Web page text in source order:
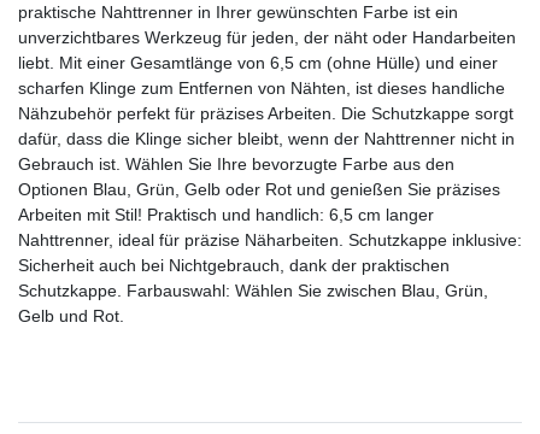
praktische Nahttrenner in Ihrer gewünschten Farbe ist ein
unverzichtbares Werkzeug für jeden, der näht oder Handarbeiten
liebt. Mit einer Gesamtlänge von 6,5 cm (ohne Hülle) und einer
scharfen Klinge zum Entfernen von Nähten, ist dieses handliche
Nähzubehör perfekt für präzises Arbeiten. Die Schutzkappe sorgt
dafür, dass die Klinge sicher bleibt, wenn der Nahttrenner nicht in
Gebrauch ist. Wählen Sie Ihre bevorzugte Farbe aus den
Optionen Blau, Grün, Gelb oder Rot und genießen Sie präzises
Arbeiten mit Stil! Praktisch und handlich: 6,5 cm langer
Nahttrenner, ideal für präzise Näharbeiten. Schutzkappe inklusive:
Sicherheit auch bei Nichtgebrauch, dank der praktischen
Schutzkappe. Farbauswahl: Wählen Sie zwischen Blau, Grün,
Gelb und Rot.